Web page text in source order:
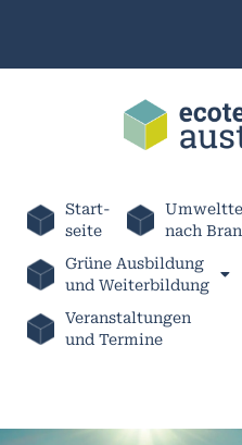
Start-
seite
nach
Grüne Ausbildung
und Weiterbildung
Veranstaltungen
und Termine